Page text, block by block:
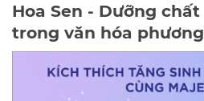
Hoa Sen - Dưỡng
trong văn hóa